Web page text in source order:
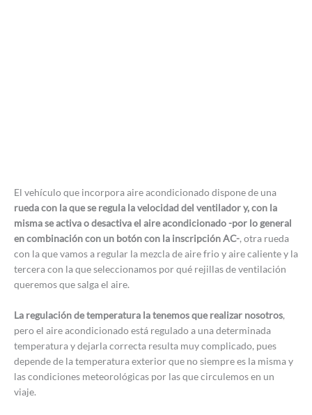
El vehículo que incorpora aire acondicionado dispone de una
rueda con la que se regula la velocidad del ventilador y, con la
misma se activa o desactiva el aire acondicionado -por lo general
en combinación con un botón con la inscripción AC-, otra rueda
con la que vamos a regular la mezcla de aire frio y aire caliente y la
tercera con la que seleccionamos por qué rejillas de ventilación
queremos que salga el aire.
La regulación de temperatura la tenemos que realizar nosotros,
pero el aire acondicionado está regulado a una determinada
temperatura y dejarla correcta resulta muy complicado, pues
depende de la temperatura exterior que no siempre es la misma y
las condiciones meteorológicas por las que circulemos en un
viaje.